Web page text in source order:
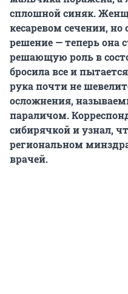
сплошной синяк.
кесаревом сечении,
решение — теперь она
решающую роль в
бросила все и
рука почти не
осложнения,
параличом.
сибирячкой и узнал,
региональном
врачей.